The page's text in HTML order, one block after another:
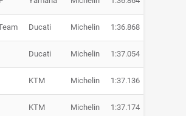
Ducati Michelin 1:36.868
Ducati Michelin 1:37.054
KTM Michelin 1:37.136
KTM Michelin 1:37.174